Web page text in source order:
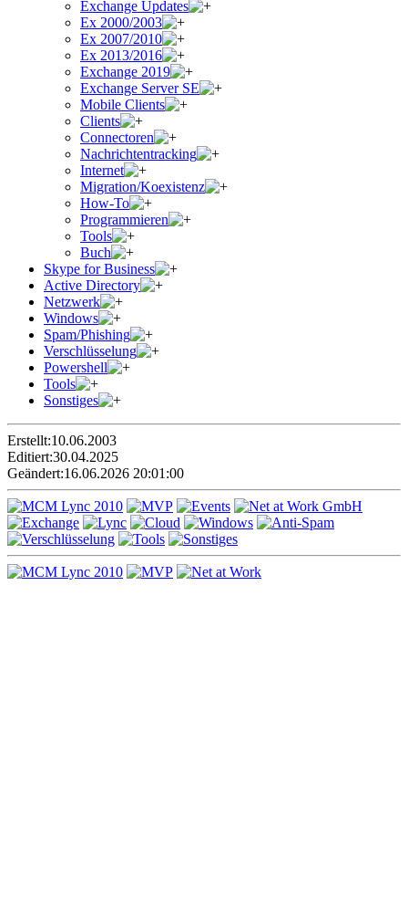
Exchange Updates
Ex 2000/2003
Ex 2007/2010
Ex 2013/2016
Exchange 2019
Exchange Server SE
Mobile Clients
Clients
Connectoren
Nachrichtentracking
Internet
Migration/Koexistenz
How-To
Programmieren
Tools
Buch
Skype for Business
Active Directory
Netzwerk
Windows
Spam/Phishing
Verschlüsselung
Powershell
Tools
Sonstiges
Erstellt:10.06.2003
Editiert:30.04.2025
Geändert:16.06.2026 20:01:00